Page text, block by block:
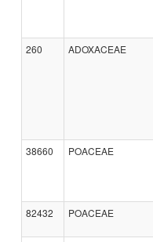
260 ADOXACEAE
38660 POACEAE
82432 POACEAE